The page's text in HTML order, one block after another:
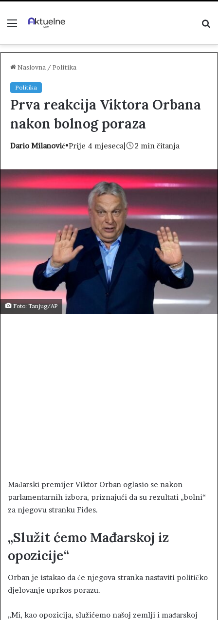
Menu
Naslovna / Politika
Politika
Prva reakcija Viktora Orbana
nakon bolnog poraza
Dario Milanović•Prije 4 mjeseca| 2 min čitanja
Foto: Tanjug/AP
Mađarski premijer Viktor Orban oglasio se nakon
parlamentarnih izbora, priznajući da su rezultati „bolni“
za njegovu stranku Fides.
„Služit ćemo Mađarskoj iz
opozicije“
Orban je istakao da će njegova stranka nastaviti političko
djelovanje uprkos porazu.
„Mi, kao opozicija, služićemo našoj zemlji i mađarskoj